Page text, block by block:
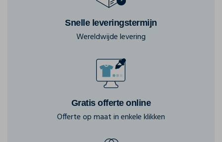
Snelle leveringstermijn
Wereldwijde levering
Gratis offerte online
Offerte op maat in enkele klikken